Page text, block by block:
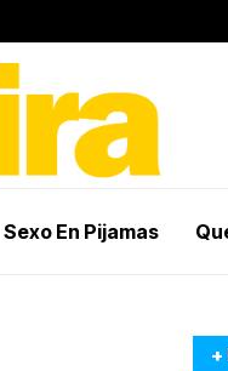
Sexo En Pijamas